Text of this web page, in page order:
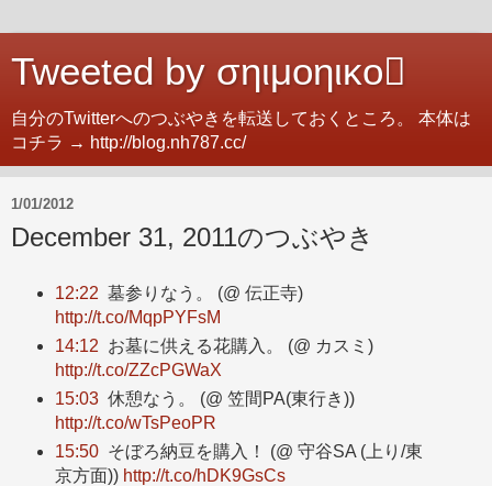
Tweeted by σηιμοηικο
自分のTwitterへのつぶやきを転送しておくところ。 本体は
コチラ → http://blog.nh787.cc/
1/01/2012
December 31, 2011のつぶやき
12:22 墓参りなう。 (@ 伝正寺)
http://t.co/MqpPYFsM
14:12 お墓に供える花購入。 (@ カスミ)
http://t.co/ZZcPGWaX
15:03 休憩なう。 (@ 笠間PA(東行き))
http://t.co/wTsPeoPR
15:50 そぼろ納豆を購入！ (@ 守谷SA (上り/東
京方面)) http://t.co/hDK9GsCs